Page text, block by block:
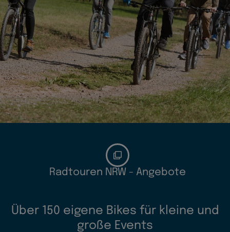
Radtouren NRW - Angebote
Über 150 eigene Bikes für kleine und
große Events